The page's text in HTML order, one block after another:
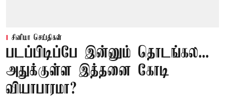
சினிமா செய்திகள்
படப்பிடிப்பே இன்னும் தொடங்கல...
அதுக்குள்ள இத்தனை கோடி
வியாபாரமா?